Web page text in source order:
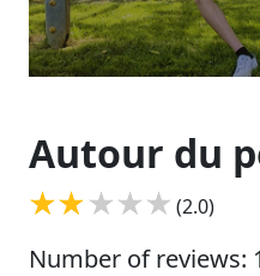
Autour du
(2.0)
Number of reviews: 1